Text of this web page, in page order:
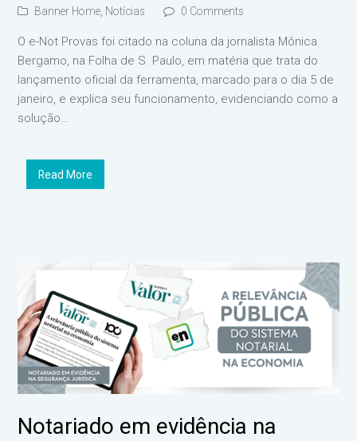
Banner Home Notícias 0 Comments
O e-Not Provas foi citado na coluna da jornalista Mônica
Bergamo, na Folha de S. Paulo, em matéria que trata do
lançamento oficial da ferramenta, marcado para o dia 5 de
janeiro, e explica seu funcionamento, evidenciando como a
solução…
Read More
Notariado em evidência na